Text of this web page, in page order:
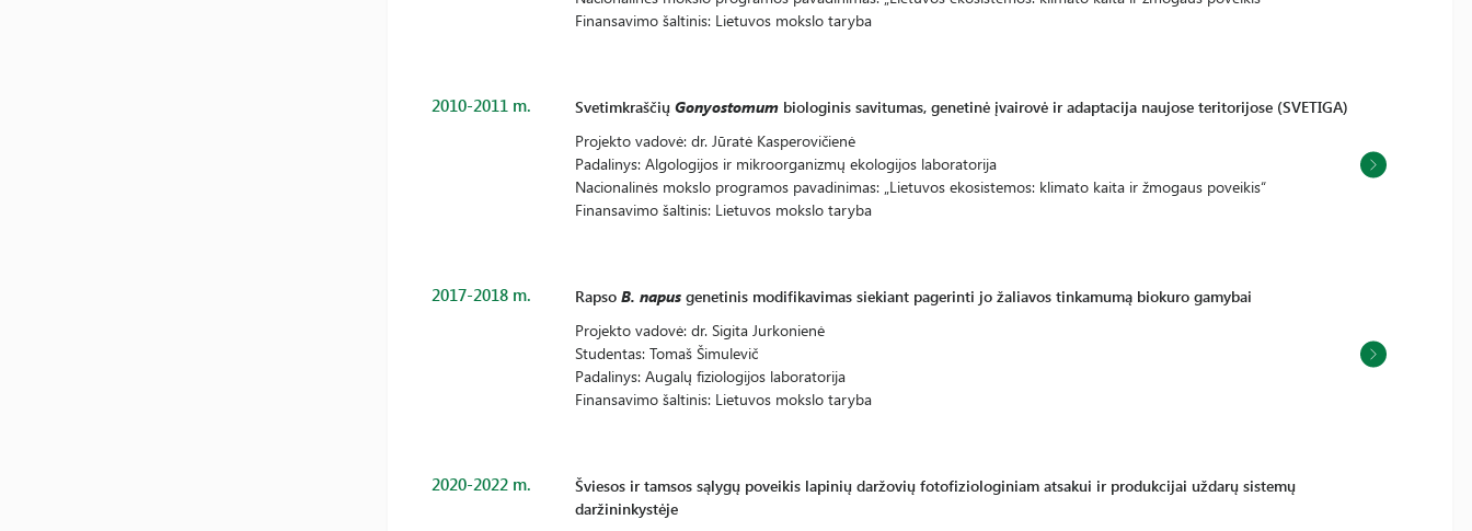
Finansavimo šaltinis: Lietuvos mokslo taryba
2010-2011 m. Svetimkraščių Gonyostomumbiologinis savitumas, genetinė įvairovė ir adaptacija naujose teritorijose (SVETIGA)
Projekto vadovė: dr. Jūratė Kasperovičienė
Padalinys: Algologijos ir mikroorganizmų ekologijos laboratorija
Nacionalinės mokslo programos pavadinimas: „Lietuvos ekosistemos: klimato kaita ir žmogaus poveikis“
Finansavimo šaltinis: Lietuvos mokslo taryba
2017-2018 m. Rapso B. napusgenetinis modifikavimas siekiant pagerinti jo žaliavos tinkamumą biokuro gamybai
Projekto vadovė: dr. Sigita Jurkonienė
Studentas: Tomaš Šimulevič
Padalinys: Augalų fiziologijos laboratorija
Finansavimo šaltinis: Lietuvos mokslo taryba
2020-2022 m.
Šviesos ir tamsos sąlygų poveikis lapinių daržovių fotofiziologiniam atsakui ir produkcijai uždarų sistemų
daržininkystėje